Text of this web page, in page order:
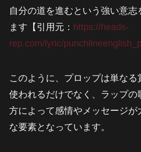
自分の道を進むという強い意志
ます【引用元： https://heads-
rep.com/lyric/
このように、プロップは単なる
使われるだけでなく、ラップの
方によって感情やメッセージが
な要素となっています。